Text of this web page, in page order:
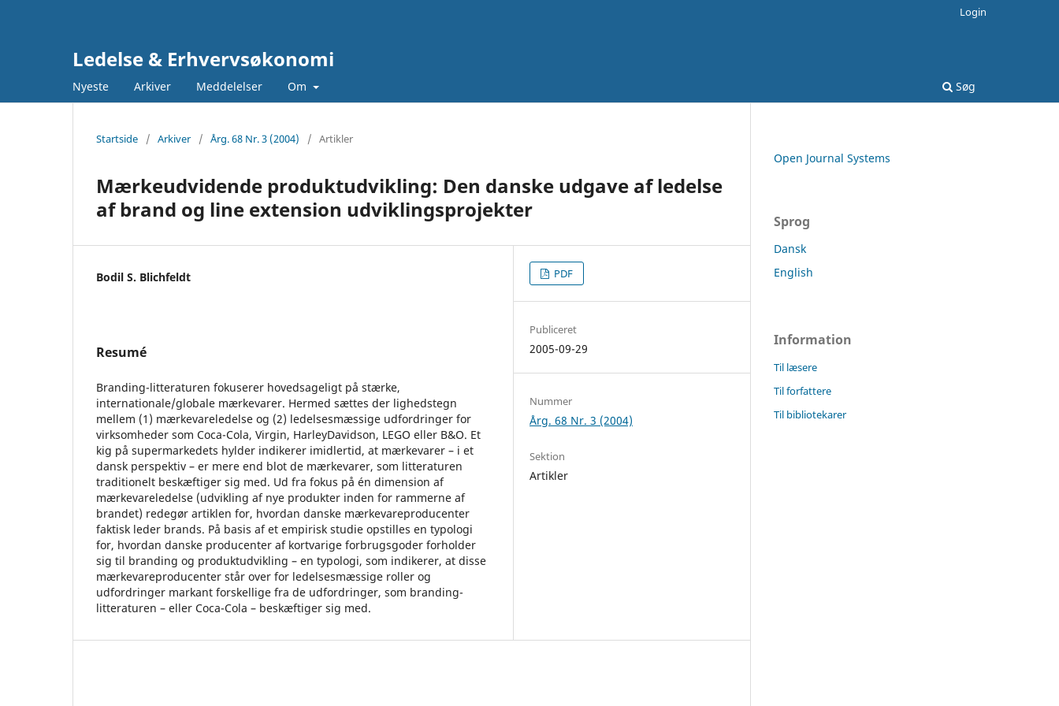
Ledelse & Erhvervsøkonomi
Nyeste Arkiver Meddelelser Om Søg
Login
Startside / Arkiver / Årg. 68 Nr. 3 (2004) / Artikler
Mærkeudvidende produktudvikling: Den danske udgave af ledelse
af brand og line extension udviklingsprojekter
Bodil S. Blichfeldt
Resumé
Branding-litteraturen fokuserer hovedsageligt på stærke,
internationale/globale mærkevarer. Hermed sættes der lighedstegn
mellem (1) mærkevareledelse og (2) ledelsesmæssige udfordringer for
virksomheder som Coca-Cola, Virgin, HarleyDavidson, LEGO eller B&O. Et
kig på supermarkedets hylder indikerer imidlertid, at mærkevarer – i et
dansk perspektiv – er mere end blot de mærkevarer, som litteraturen
traditionelt beskæftiger sig med. Ud fra fokus på én dimension af
mærkevareledelse (udvikling af nye produkter inden for rammerne af
brandet) redegør artiklen for, hvordan danske mærkevareproducenter
faktisk leder brands. På basis af et empirisk studie opstilles en typologi
for, hvordan danske producenter af kortvarige forbrugsgoder forholder
sig til branding og produktudvikling – en typologi, som indikerer, at disse
mærkevareproducenter står over for ledelsesmæssige roller og
udfordringer markant forskellige fra de udfordringer, som branding-
litteraturen – eller Coca-Cola – beskæftiger sig med.
PDF
Publiceret
2005-09-29
Nummer
Årg. 68 Nr. 3 (2004)
Sektion
Artikler
Open Journal Systems
Sprog
Dansk
English
Information
Til læsere
Til forfattere
Til bibliotekarer